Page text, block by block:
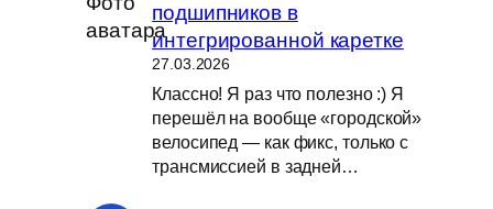
подшипников в
интегрированной каретке
27.03.2026
Классно! Я раз что полезно :) Я
перешёл на вообще «городской»
велосипед — как фикс, только с
трансмиссией в задней…